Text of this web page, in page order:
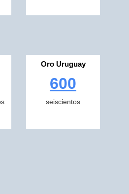
Oro Uruguay
600
seiscientos